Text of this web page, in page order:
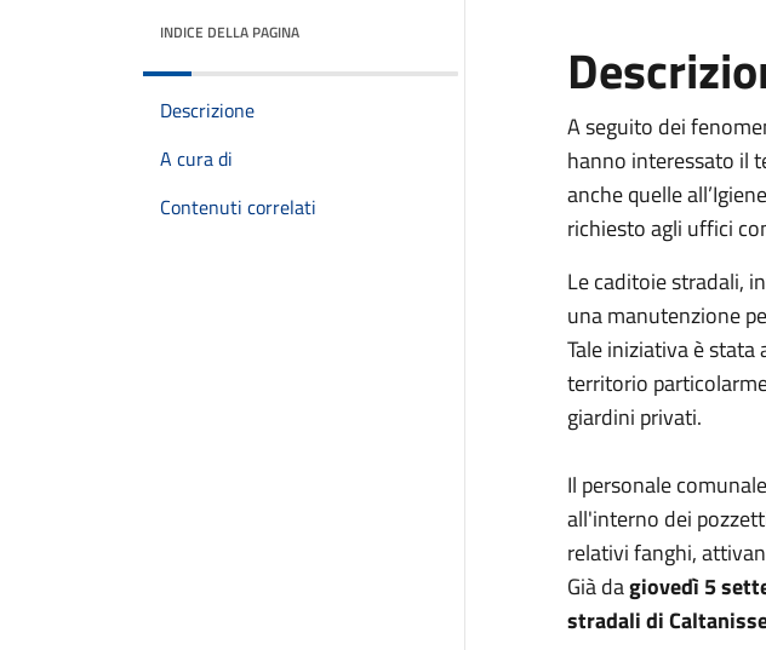
INDICE DELLA PAGINA
Descrizione
A cura di
Contenuti correlati
A seguito dei
hanno interessato il
anche quelle
richiesto agli uffici
Le caditoie stradali,
una manutenzione
Tale iniziativa è
territorio
giardini privati.
Il personale
all'interno dei
relativi fanghi,
Già dagiovedì 5
stradali di